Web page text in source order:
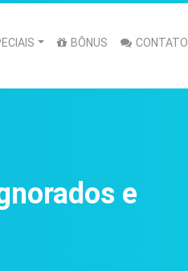
BÔNUS CONTATO
e